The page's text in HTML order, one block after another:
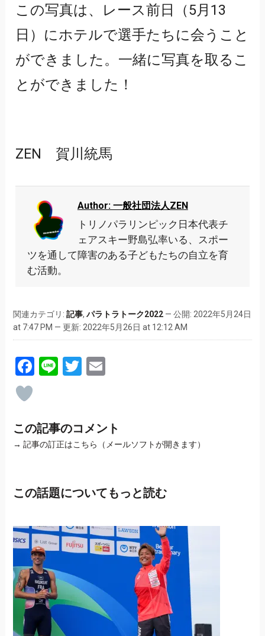
この写真は、レース前日（5月13
日）にホテルで選手たちに会うこと
ができました。一緒に写真を取るこ
とができました！
ZEN 賀川統馬
Author: 一般社団法人ZEN
トリノパラリンピック日本代表チ
ェアスキー野島弘率いる、スポー
ツを通して障害のある子どもたちの自立を育
む活動。
関連カテゴリ: 記事, パラトラトーク2022— 公開: 2022年5月24日
at 7:47 PM — 更新: 2022年5月26日 at 12:12 AM
Facebook
LineTwitter
Email
この記事のコメント
→ 記事の訂正はこちら（メールソフトが開きます）
この話題についてもっと読む